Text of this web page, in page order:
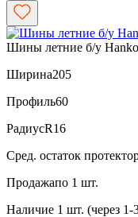
Шины летние б/у
Ширина205
Профиль60
РадиусR16
Сред. остаток
Продажапо 1 шт.
Наличие 1 шт. (через 1-